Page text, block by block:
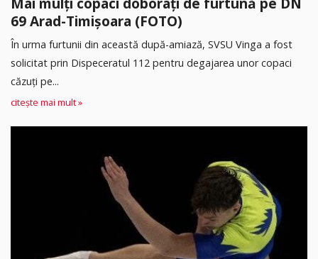
69 Arad-Timișoara (FOTO)
În urma furtunii din această după-amiază, SVSU Vinga a fost
solicitat prin Dispeceratul 112 pentru degajarea unor copaci
căzuți pe...
citește mai mult »